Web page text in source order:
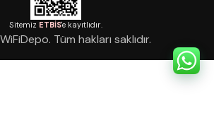
Sitemiz ETBİS'e kayıtlıdır.
WiFiDepo. Tüm hakları saklıdır.